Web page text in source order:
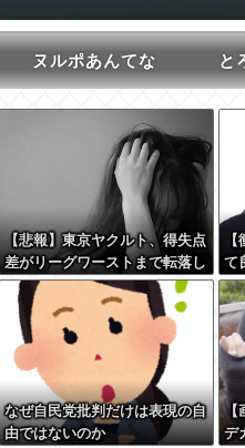
ヌルポあんてな と
【悲報】東京ヤクルト、得失点
差がリーグワーストまで転落し
てしまう
て
す
良
←
なぜ自民党批判だけは表現の自
由ではないのか
【
デ